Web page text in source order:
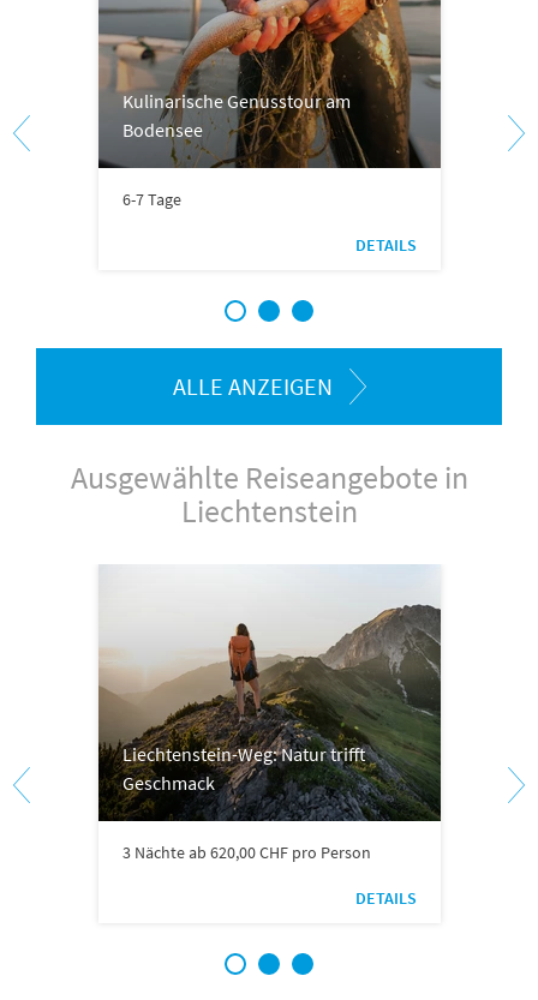
Kulinarische Genusstour am
Bodensee
6-7 Tage
DETAILS
1 2 3
ALLE ANZEIGEN
Ausgewählte Reiseangebote in
Liechtenstein
Liechtenstein-Weg: Natur trifft
Geschmack
3 Nächte ab 620,00 CHF pro Person
DETAILS
1 2 3